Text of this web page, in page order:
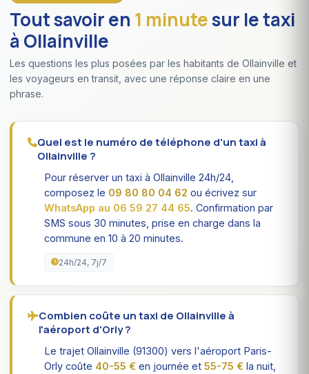
Tout savoir en 1 minutesur le taxi
à Ollainville
Les questions les plus posées par les habitants de Ollainville et
les voyageurs en transit, avec une réponse claire en une
phrase.
Quel est le numéro de téléphone d'un taxi à
Ollainville ?
Pour réserver un taxi à Ollainville 24h/24,
composez le 09 80 80 04 62 ou écrivez sur
WhatsApp au 06 59 27 44 65. Confirmation par
SMS sous 30 minutes, prise en charge dans la
commune en 10 à 20 minutes.
24h/24, 7j/7
Combien coûte un taxi de Ollainville à
l'aéroport d'Orly ?
Le trajet Ollainville (91300) vers l'aéroport Paris-
Orly coûte 40-55 € en journée et 55-75 € la nuit,